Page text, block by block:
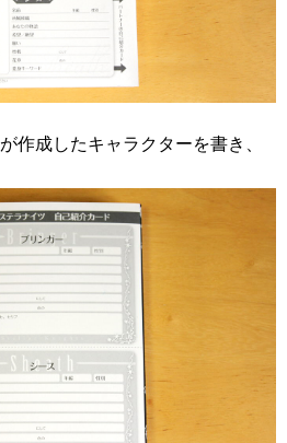
作成したキャラクターを書き、